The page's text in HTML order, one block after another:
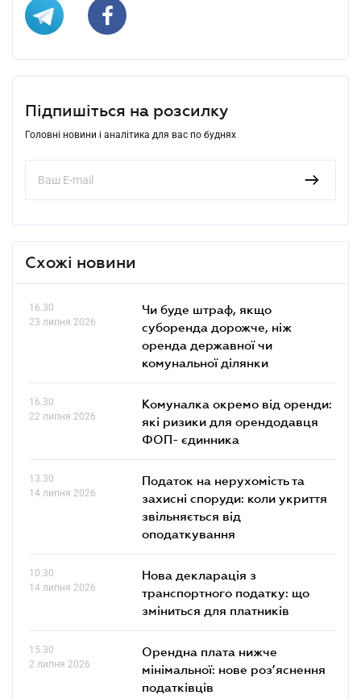
Підпишіться на розсилку
Головні новини і аналітика для вас по буднях
Схожі новини
16.30
23 липня 2026
Чи буде штраф, якщо
суборенда дорожче, ніж
оренда державної чи
комунальної ділянки
16.30
22 липня 2026
Комуналка окремо від оренди:
які ризики для орендодавця
ФОП- єдинника
13.30
14 липня 2026
Податок на нерухомість та
захисні споруди: коли укриття
звільняється від
оподаткування
10.30
14 липня 2026
Нова декларація з
транспортного податку: що
зміниться для платників
15.30
2 липня 2026
Орендна плата нижче
мінімальної: нове роз’яснення
податківців